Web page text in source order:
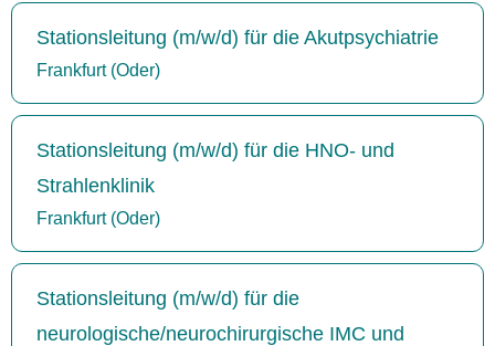
Stationsleitung (m/w/d) für die Akutpsychiatrie
Frankfurt (Oder)
Stationsleitung (m/w/d) für die HNO- und
Strahlenklinik
Frankfurt (Oder)
Stationsleitung (m/w/d) für die
neurologische/neurochirurgische IMC und